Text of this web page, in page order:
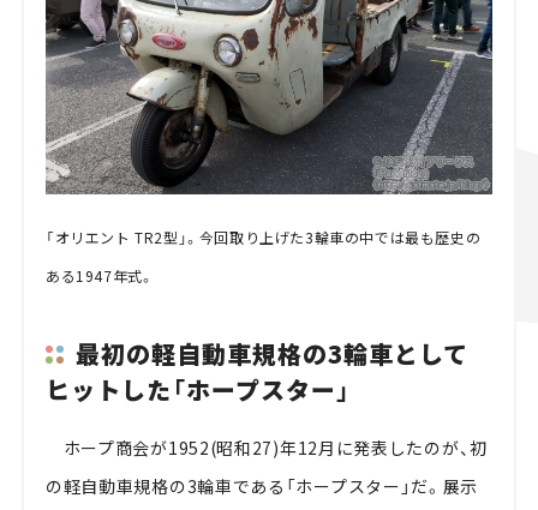
「オリエント TR2型」。今回取り上げた3輪車の中では最も歴史の
ある1947年式。
最初の軽自動車規格の3輪車として
ヒットした「ホープスター」
ホープ商会が1952(昭和27)年12月に発表したのが、初
の軽自動車規格の3輪車である「ホープスター」だ。展示